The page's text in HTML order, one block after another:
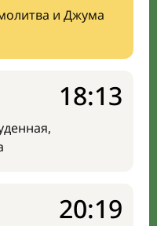
и Джума
18:13
20:19